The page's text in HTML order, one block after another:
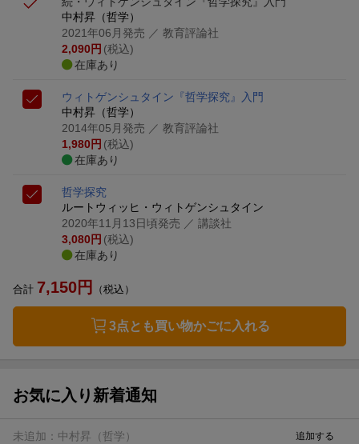
中村昇（哲学）
2021年06月発売 ／ 教育評論社
2,090円 (税込)
在庫あり
ウィトゲンシュタイン『哲学探究』入門
中村昇（哲学）
2014年05月発売 ／ 教育評論社
1,980円 (税込)
在庫あり
哲学探究
ルートウィッヒ・ウィトゲンシュタイン
2020年11月13日頃発売 ／ 講談社
3,080円 (税込)
在庫あり
合計 7,150円 （税込）
3点とも買い物かごに入れる
お気に入り新着通知
未追加： 中村昇（哲学） 追加する